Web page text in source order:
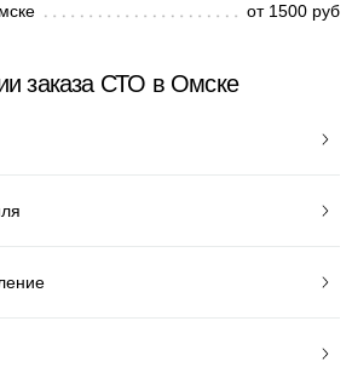
от 1500 руб
заказа СТО в Омске